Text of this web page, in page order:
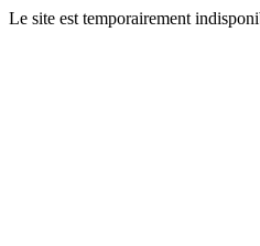
Le site est temporairement